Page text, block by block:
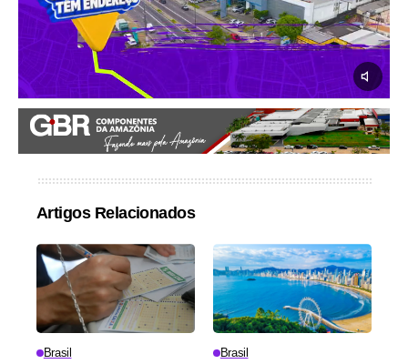
Artigos Relacionados
Brasil Brasil